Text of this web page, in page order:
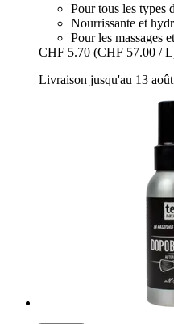
Pour tous les types
Nourrissante et
Pour les massages
CHF 5.70 (CHF 57.00 /
Livraison jusqu'au 13 août